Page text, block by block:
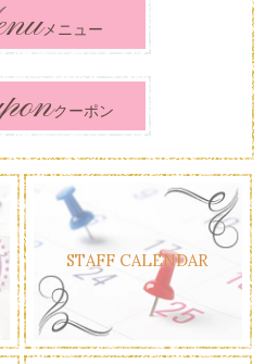
メニュー
クーポン
STAFF CALENDAR